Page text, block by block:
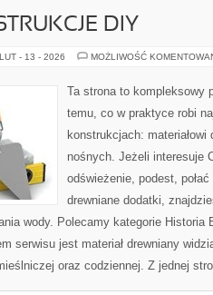
DIY
LUT - 13 - 2026 MOŻLIWOŚĆ
Ta strona to kompleksowy
temu, co w praktyce robi
konstrukcjach:
nośnych. Jeżeli interesuje
odświeżenie, podest,
drewniane dodatki,
wody. Polecamy kategorie Historia
serwisu jest materiał drewniany
oraz codziennej. Z jednej